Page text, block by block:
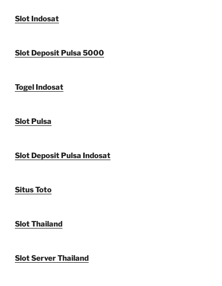
Slot Indosat
Slot Deposit Pulsa 5000
Togel Indosat
Slot Pulsa
Slot Deposit Pulsa Indosat
Situs Toto
Slot Thailand
Slot Server Thailand